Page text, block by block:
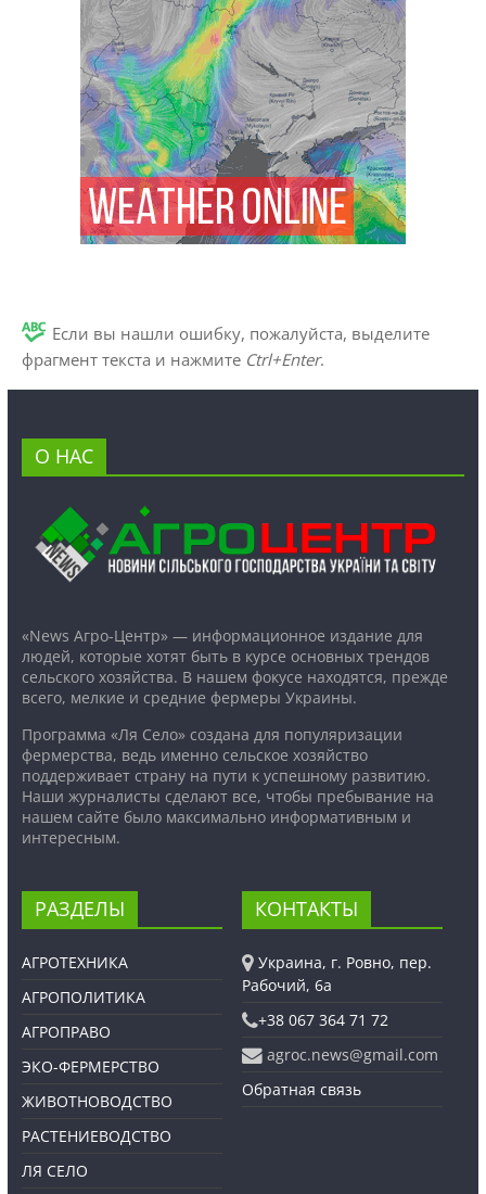
Если вы нашли ошибку, пожалуйста, выделите
фрагмент текста и нажмите Ctrl+Enter.
О НАС
«News Агро-Центр» — информационное издание для
людей, которые хотят быть в курсе основных трендов
сельского хозяйства. В нашем фокусе находятся, прежде
всего, мелкие и средние фермеры Украины.
Программа «Ля Село» создана для популяризации
фермерства, ведь именно сельское хозяйство
поддерживает страну на пути к успешному развитию.
Наши журналисты сделают все, чтобы пребывание на
нашем сайте было максимально информативным и
интересным.
РАЗДЕЛЫ
АГРОТЕХНИКА
АГРОПОЛИТИКА
АГРОПРАВО
ЭКО-ФЕРМЕРСТВО
ЖИВОТНОВОДСТВО
РАСТЕНИЕВОДСТВО
ЛЯ СЕЛО
КОНТАКТЫ
Украина, г. Ровно, пер.
Рабочий, 6а
+38 067 364 71 72
agroc.news@gmail.com
Обратная связь